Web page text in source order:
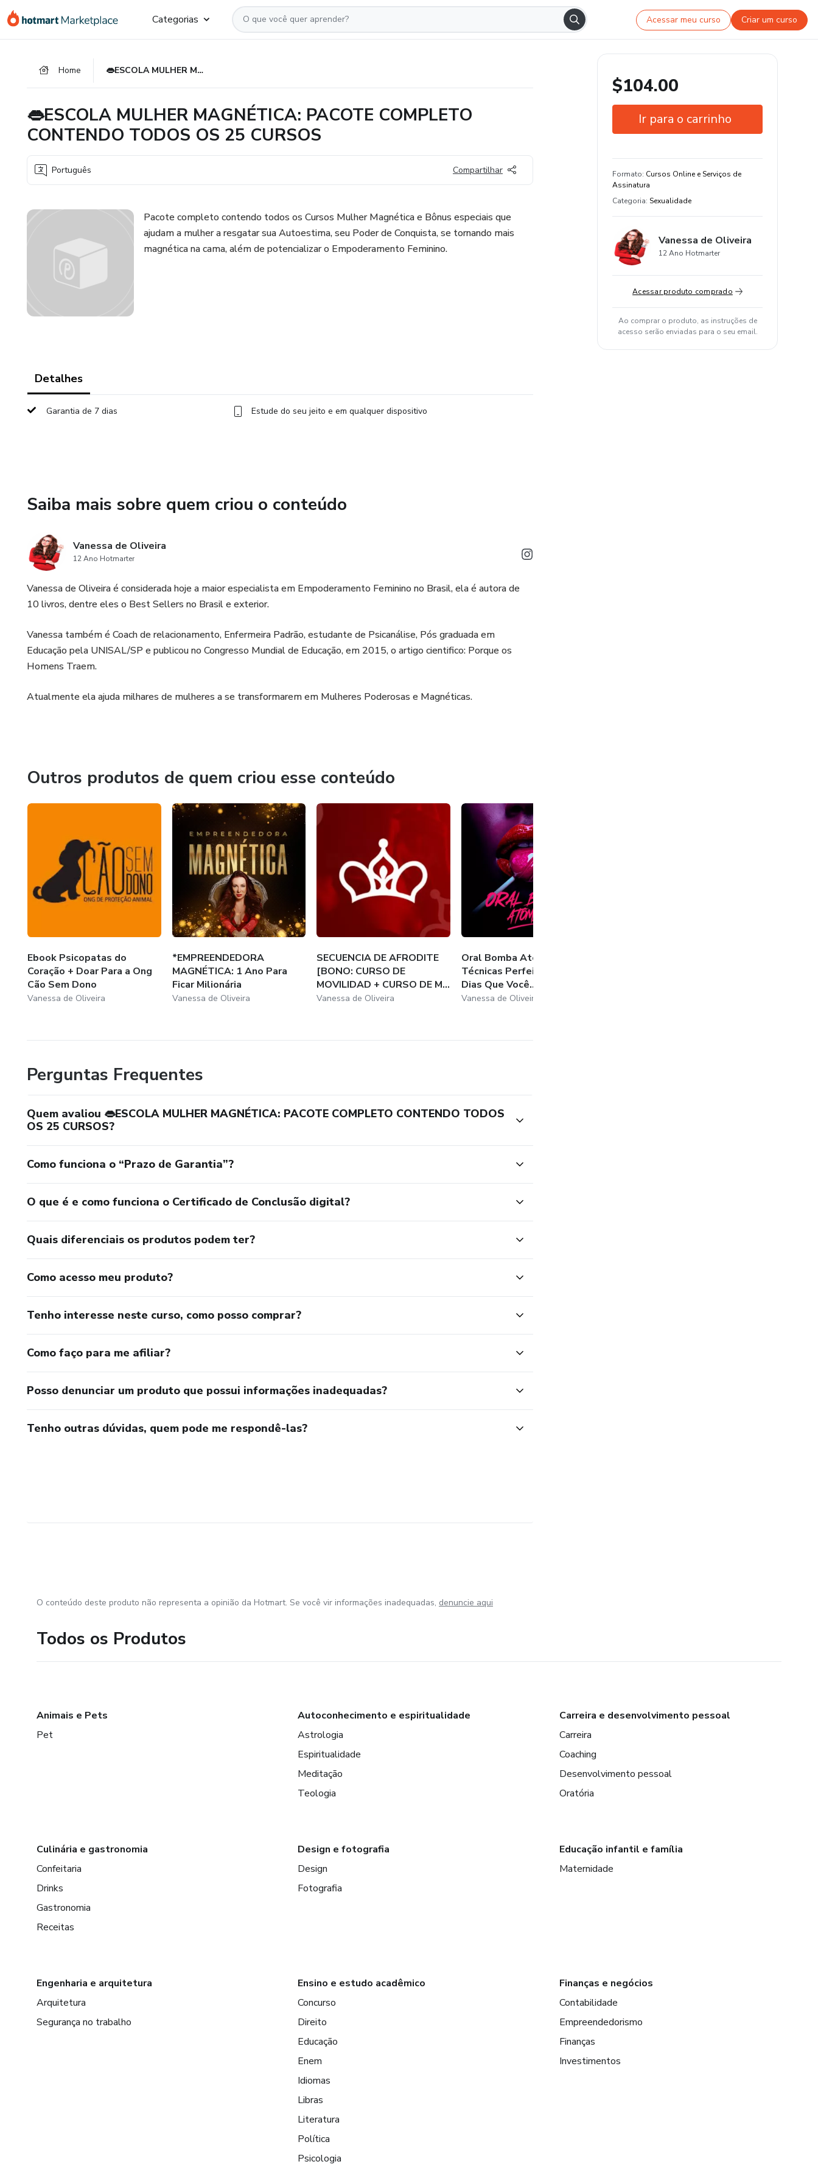
para
para
para
Categorias Acessar meu curso Criar um curso
Home 👄ESCOLA MULHER MAGNÉTICA: PACOTE COMPLETO CONTENDO TODOS OS 25 CURSOS
👄ESCOLA MULHER MAGNÉTICA: PACOTE COMPLETO
CONTENDO TODOS OS 25 CURSOS
Português Compartilhar
Pacote completo contendo todos os Cursos Mulher Magnética e Bônus especiais que
ajudam a mulher a resgatar sua Autoestima, seu Poder de Conquista, se tornando mais
magnética na cama, além de potencializar o Empoderamento Feminino.
Detalhes
Garantia de 7 dias Estude do seu jeito e em qualquer dispositivo
Saiba mais sobre quem criou o conteúdo
Vanessa de Oliveira
12 Ano Hotmarter
Vanessa de Oliveira é considerada hoje a maior especialista em Empoderamento Feminino no Brasil, ela é autora de
10 livros, dentre eles o Best Sellers no Brasil e exterior.
Vanessa também é Coach de relacionamento, Enfermeira Padrão, estudante de Psicanálise, Pós graduada em
Educação pela UNISAL/SP e publicou no Congresso Mundial de Educação, em 2015, o artigo cientifico: Porque os
Homens Traem.
Atualmente ela ajuda milhares de mulheres a se transformarem em Mulheres Poderosas e Magnéticas.
Outros produtos de quem criou esse conteúdo
Ebook Psicopatas do
Coração + Doar Para a Ong
Cão Sem Dono
Vanessa de Oliveira
*EMPREENDEDORA
MAGNÉTICA: 1 Ano Para
Ficar Milionária
Vanessa de Oliveira
SECUENCIA DE AFRODITE
[BONO: CURSO DE
MOVILIDAD + CURSO DE M...
Vanessa de Oliveira
Oral Bomba Atômica:
Técnicas Perfeitas Para os
Dias Que Você...
Vanessa de Oliveira
Perguntas Frequentes
Quem avaliou 👄ESCOLA MULHER MAGNÉTICA: PACOTE COMPLETO CONTENDO TODOS
OS 25 CURSOS?
Como funciona o “Prazo de Garantia”?
O que é e como funciona o Certificado de Conclusão digital?
Quais diferenciais os produtos podem ter?
Como acesso meu produto?
Tenho interesse neste curso, como posso comprar?
Como faço para me afiliar?
Posso denunciar um produto que possui informações inadequadas?
Tenho outras dúvidas, quem pode me respondê-las?
$104.00
Ir para o carrinho
Estude do seu jeito e em qualquer
dispositivo
Formato: Cursos Online e Serviços de
Assinatura
Categoria: Sexualidade
Vanessa de Oliveira
12 Ano Hotmarter
Acessar produto comprado
Ao comprar o produto, as instruções de
acesso serão enviadas para o seu email.
O conteúdo deste produto não representa a opinião da Hotmart. Se você vir informações inadequadas, denuncie aqui
Todos os Produtos
Animais e Pets
Pet
Autoconhecimento e espiritualidade
Astrologia
Espiritualidade
Meditação
Teologia
Carreira e desenvolvimento pessoal
Carreira
Coaching
Desenvolvimento pessoal
Oratória
Culinária e gastronomia
Confeitaria
Drinks
Gastronomia
Receitas
Design e fotografia
Design
Fotografia
Educação infantil e família
Maternidade
Engenharia e arquitetura
Arquitetura
Segurança no trabalho
Ensino e estudo acadêmico
Concurso
Direito
Educação
Enem
Idiomas
Libras
Literatura
Política
Psicologia
Finanças e negócios
Contabilidade
Empreendedorismo
Finanças
Investimentos